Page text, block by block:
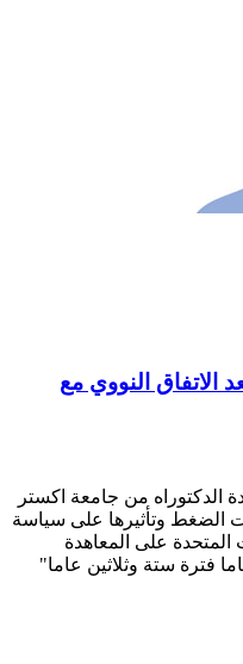
الاتفاق النووي مع
الدكتوراه من جامعة اكستر
الضغط وتأثيرها على سياسة
المتحدة على المعاهدة
فترة ستة وثلاثين عاما"